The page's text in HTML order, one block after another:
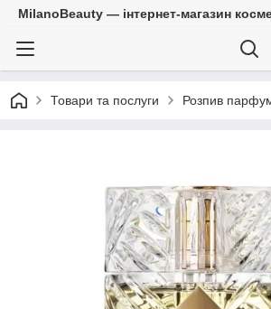
MilanoBeauty — інтернет-магазин
Товари та послуги Розпив